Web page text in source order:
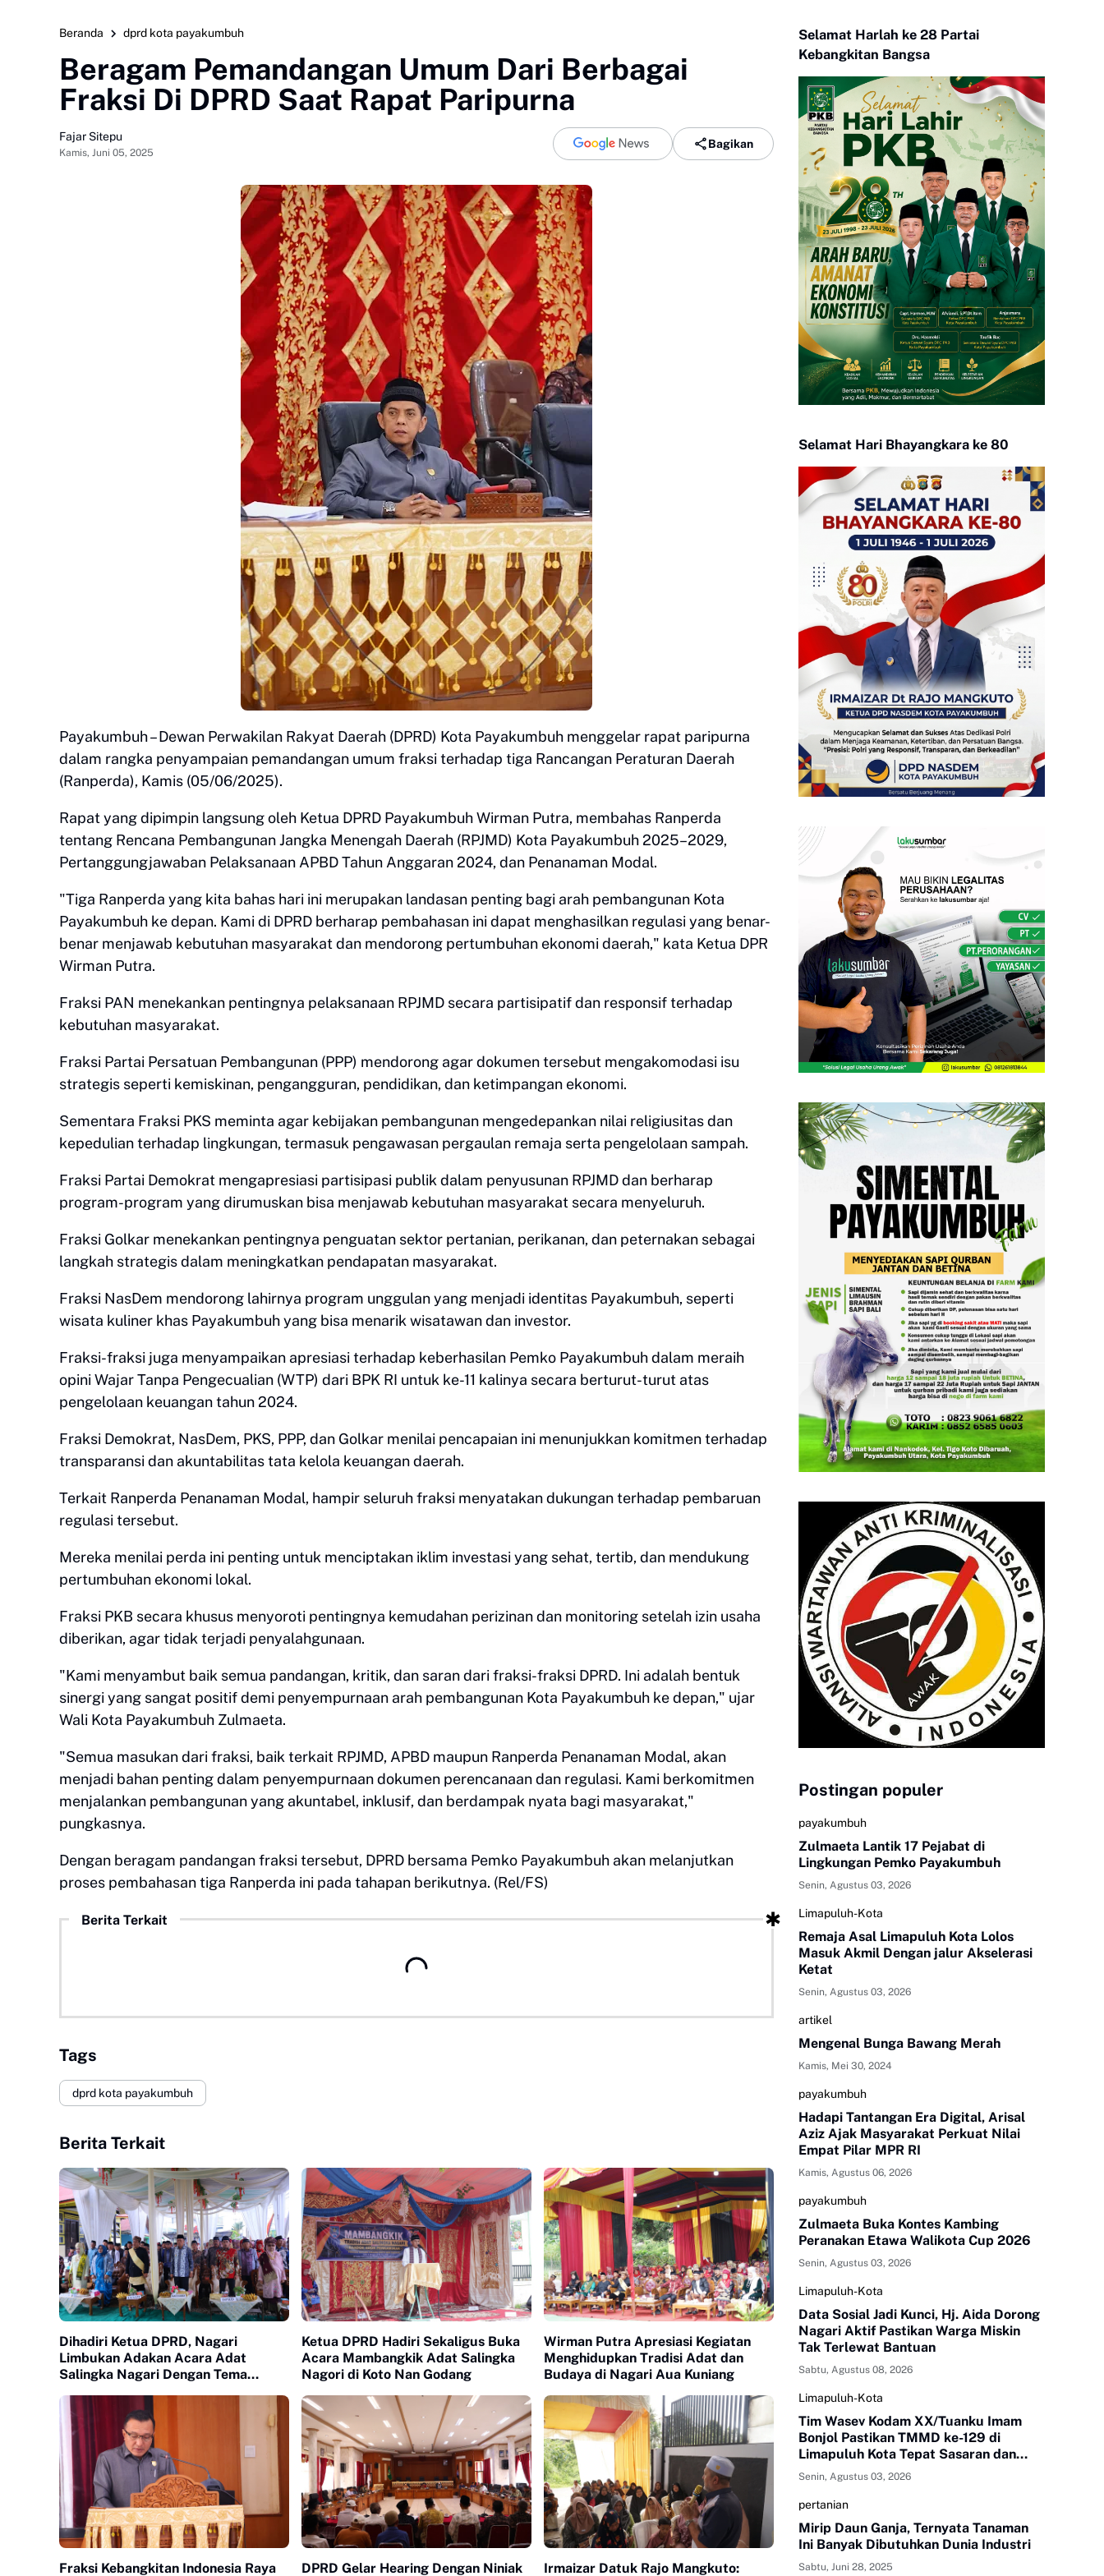
Beranda dprd kota payakumbuh
Beragam Pemandangan Umum Dari Berbagai
Fraksi Di DPRD Saat Rapat Paripurna
Fajar Sitepu
Kamis, Juni 05, 2025
Bagikan
Payakumbuh – Dewan Perwakilan Rakyat Daerah (DPRD) Kota Payakumbuh menggelar rapat paripurna
dalam rangka penyampaian pemandangan umum fraksi terhadap tiga Rancangan Peraturan Daerah
(Ranperda), Kamis (05/06/2025).
Rapat yang dipimpin langsung oleh Ketua DPRD Payakumbuh Wirman Putra, membahas Ranperda
tentang Rencana Pembangunan Jangka Menengah Daerah (RPJMD) Kota Payakumbuh 2025–2029,
Pertanggungjawaban Pelaksanaan APBD Tahun Anggaran 2024, dan Penanaman Modal.
"Tiga Ranperda yang kita bahas hari ini merupakan landasan penting bagi arah pembangunan Kota
Payakumbuh ke depan. Kami di DPRD berharap pembahasan ini dapat menghasilkan regulasi yang benar-
benar menjawab kebutuhan masyarakat dan mendorong pertumbuhan ekonomi daerah," kata Ketua DPR
Wirman Putra.
Fraksi PAN menekankan pentingnya pelaksanaan RPJMD secara partisipatif dan responsif terhadap
kebutuhan masyarakat.
Fraksi Partai Persatuan Pembangunan (PPP) mendorong agar dokumen tersebut mengakomodasi isu
strategis seperti kemiskinan, pengangguran, pendidikan, dan ketimpangan ekonomi.
Sementara Fraksi PKS meminta agar kebijakan pembangunan mengedepankan nilai religiusitas dan
kepedulian terhadap lingkungan, termasuk pengawasan pergaulan remaja serta pengelolaan sampah.
Fraksi Partai Demokrat mengapresiasi partisipasi publik dalam penyusunan RPJMD dan berharap
program-program yang dirumuskan bisa menjawab kebutuhan masyarakat secara menyeluruh.
Fraksi Golkar menekankan pentingnya penguatan sektor pertanian, perikanan, dan peternakan sebagai
langkah strategis dalam meningkatkan pendapatan masyarakat.
Fraksi NasDem mendorong lahirnya program unggulan yang menjadi identitas Payakumbuh, seperti
wisata kuliner khas Payakumbuh yang bisa menarik wisatawan dan investor.
Fraksi-fraksi juga menyampaikan apresiasi terhadap keberhasilan Pemko Payakumbuh dalam meraih
opini Wajar Tanpa Pengecualian (WTP) dari BPK RI untuk ke-11 kalinya secara berturut-turut atas
pengelolaan keuangan tahun 2024.
Fraksi Demokrat, NasDem, PKS, PPP, dan Golkar menilai pencapaian ini menunjukkan komitmen terhadap
transparansi dan akuntabilitas tata kelola keuangan daerah.
Terkait Ranperda Penanaman Modal, hampir seluruh fraksi menyatakan dukungan terhadap pembaruan
regulasi tersebut.
Mereka menilai perda ini penting untuk menciptakan iklim investasi yang sehat, tertib, dan mendukung
pertumbuhan ekonomi lokal.
Fraksi PKB secara khusus menyoroti pentingnya kemudahan perizinan dan monitoring setelah izin usaha
diberikan, agar tidak terjadi penyalahgunaan.
"Kami menyambut baik semua pandangan, kritik, dan saran dari fraksi-fraksi DPRD. Ini adalah bentuk
sinergi yang sangat positif demi penyempurnaan arah pembangunan Kota Payakumbuh ke depan," ujar
Wali Kota Payakumbuh Zulmaeta.
"Semua masukan dari fraksi, baik terkait RPJMD, APBD maupun Ranperda Penanaman Modal, akan
menjadi bahan penting dalam penyempurnaan dokumen perencanaan dan regulasi. Kami berkomitmen
menjalankan pembangunan yang akuntabel, inklusif, dan berdampak nyata bagi masyarakat,"
pungkasnya.
Dengan beragam pandangan fraksi tersebut, DPRD bersama Pemko Payakumbuh akan melanjutkan
proses pembahasan tiga Ranperda ini pada tahapan berikutnya. (Rel/FS)
Berita Terkait
Tags
dprd kota payakumbuh
Berita Terkait
Dihadiri Ketua DPRD, Nagari
Limbukan Adakan Acara Adat
Salingka Nagari Dengan Tema
Ketua DPRD Hadiri Sekaligus Buka
Acara Mambangkik Adat Salingka
Nagori di Koto Nan Godang
Wirman Putra Apresiasi Kegiatan
Menghidupkan Tradisi Adat dan
Budaya di Nagari Aua Kuniang
Fraksi Kebangkitan Indonesia Raya DPRD Gelar Hearing Dengan Niniak Irmaizar Datuk Rajo Mangkuto:
Selamat Harlah ke 28 Partai
Kebangkitan Bangsa
Selamat Hari Bhayangkara ke 80
Postingan populer
payakumbuh
Zulmaeta Lantik 17 Pejabat di
Lingkungan Pemko Payakumbuh
Senin, Agustus 03, 2026
Limapuluh-Kota
Remaja Asal Limapuluh Kota Lolos
Masuk Akmil Dengan jalur Akselerasi
Ketat
Senin, Agustus 03, 2026
artikel
Mengenal Bunga Bawang Merah
Kamis, Mei 30, 2024
payakumbuh
Hadapi Tantangan Era Digital, Arisal
Aziz Ajak Masyarakat Perkuat Nilai
Empat Pilar MPR RI
Kamis, Agustus 06, 2026
payakumbuh
Zulmaeta Buka Kontes Kambing
Peranakan Etawa Walikota Cup 2026
Senin, Agustus 03, 2026
Limapuluh-Kota
Data Sosial Jadi Kunci, Hj. Aida Dorong
Nagari Aktif Pastikan Warga Miskin
Tak Terlewat Bantuan
Sabtu, Agustus 08, 2026
Limapuluh-Kota
Tim Wasev Kodam XX/Tuanku Imam
Bonjol Pastikan TMMD ke-129 di
Limapuluh Kota Tepat Sasaran dan
Berkualitas
Senin, Agustus 03, 2026
pertanian
Mirip Daun Ganja, Ternyata Tanaman
Ini Banyak Dibutuhkan Dunia Industri
Sabtu, Juni 28, 2025